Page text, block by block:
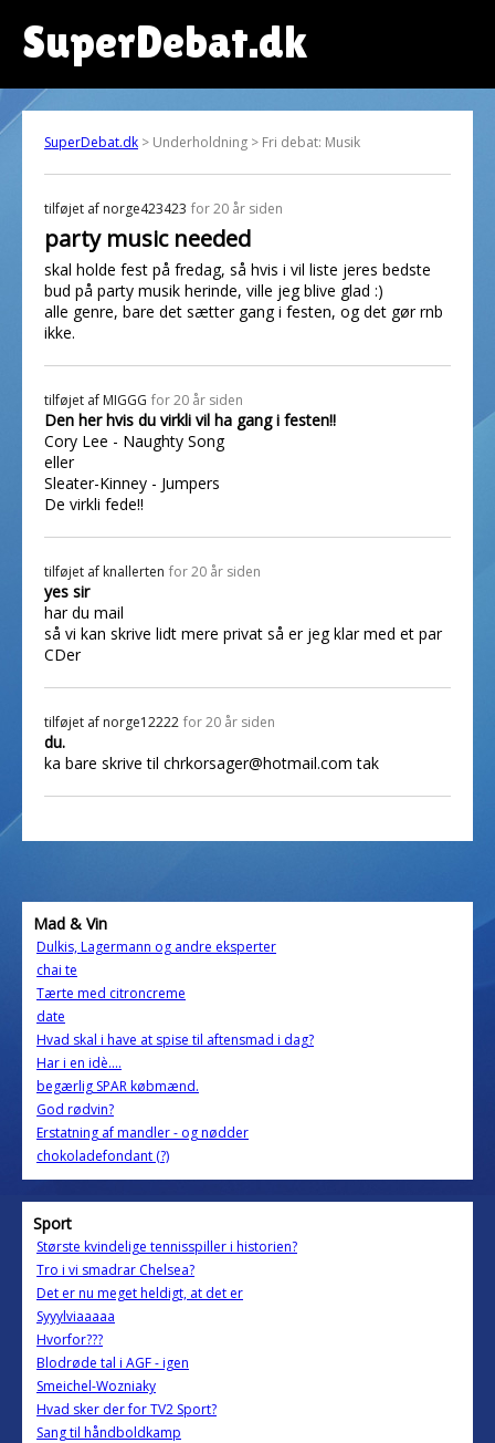
SuperDebat.dk
SuperDebat.dk > Underholdning > Fri debat: Musik
tilføjet af norge423423 for 20 år siden
party music needed
skal holde fest på fredag, så hvis i vil liste jeres bedste
bud på party musik herinde, ville jeg blive glad :)
alle genre, bare det sætter gang i festen, og det gør rnb
ikke.
tilføjet af MIGGG for 20 år siden
Den her hvis du virkli vil ha gang i festen!!
Cory Lee - Naughty Song
eller
Sleater-Kinney - Jumpers
De virkli fede!!
tilføjet af knallerten for 20 år siden
yes sir
har du mail
så vi kan skrive lidt mere privat så er jeg klar med et par
CDer
tilføjet af norge12222 for 20 år siden
du.
ka bare skrive til chrkorsager@hotmail.com tak
Mad & Vin
Dulkis, Lagermann og andre eksperter
chai te
Tærte med citroncreme
date
Hvad skal i have at spise til aftensmad i dag?
Har i en idè....
begærlig SPAR købmænd.
God rødvin?
Erstatning af mandler - og nødder
chokoladefondant (?)
Sport
Største kvindelige tennisspiller i historien?
Tro i vi smadrar Chelsea?
Det er nu meget heldigt, at det er
Syyylviaaaaa
Hvorfor???
Blodrøde tal i AGF - igen
Smeichel-Wozniaky
Hvad sker der for TV2 Sport?
Sang til håndboldkamp